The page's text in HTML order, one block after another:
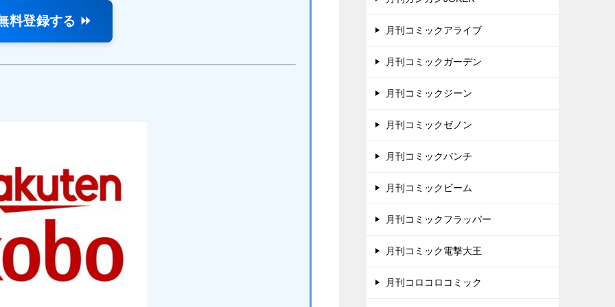
料登録する ⏩
月刊コミックアライブ
月刊コミックガーデン
月刊コミックジーン
月刊コミックゼノン
月刊コミックバンチ
月刊コミックビーム
月刊コミックフラッパー
月刊コミック電撃大王
月刊コロコロコミック